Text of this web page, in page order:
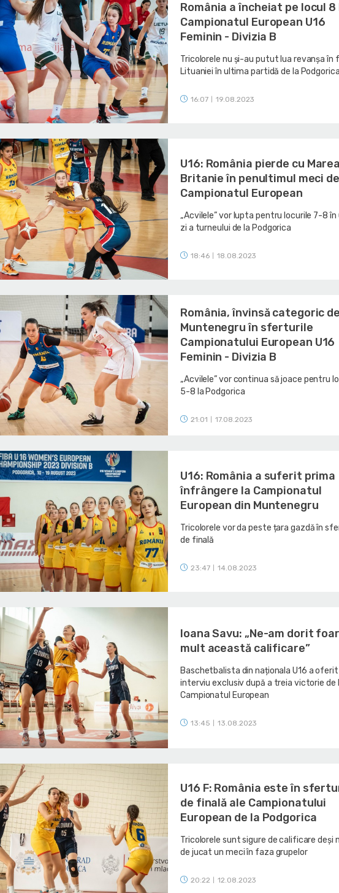
România a încheiat pe locul 8
Campionatul European U16
Feminin - Divizia B
Tricolorele nu și-au putut lua revanșa în
Lituaniei în ultima partidă de la Podgorica
16:07 19.08.2023
U16: România pierde cu Marea
Britanie în penultimul meci
Campionatul European
„Acvilele” vor lupta pentru locurile 7-8
zi a turneului de la Podgorica
18:46 18.08.2023
România, învinsă categoric de
Muntenegru în sferturile
Campionatului European U16
Feminin - Divizia B
„Acvilele” vor continua să joace pentru
5-8 la Podgorica
21:01 17.08.2023
U16: România a suferit prima
înfrângere la Campionatul
European din Muntenegru
Tricolorele vor da peste țara gazdă în
de finală
23:47 14.08.2023
Ioana Savu: „Ne-am dorit
mult această calificare”
Baschetbalista din naționala U16 a
interviu exclusiv după a treia victorie de
Campionatul European
13:45 13.08.2023
U16 F: România este în
de finală ale Campionatului
European de la Podgorica
Tricolorele sunt sigure de calificare deși
de jucat un meci în faza grupelor
20:22 12.08.2023